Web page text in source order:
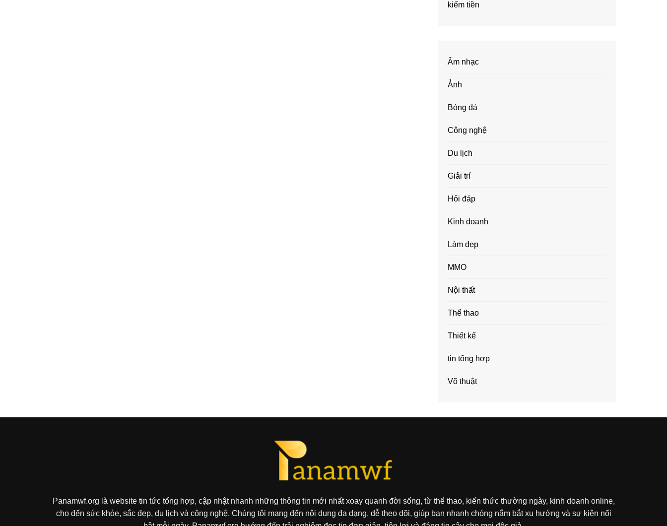
kiếm tiền
Âm nhạc
Ảnh
Bóng đá
Công nghệ
Du lịch
Giải trí
Hỏi đáp
Kinh doanh
Làm đẹp
MMO
Nội thất
Thể thao
Thiết kế
tin tổng hợp
Võ thuật
Panamwf.org là website tin tức tổng hợp, cập nhật nhanh những thông tin mới nhất xoay quanh đời sống, từ thể thao, kiến thức thường ngày, kinh doanh online,
cho đến sức khỏe, sắc đẹp, du lịch và công nghệ. Chúng tôi mang đến nội dung đa dạng, dễ theo dõi, giúp bạn nhanh chóng nắm bắt xu hướng và sự kiện nổi